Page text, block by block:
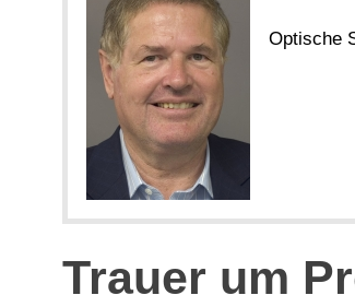
Optische
Trauer um